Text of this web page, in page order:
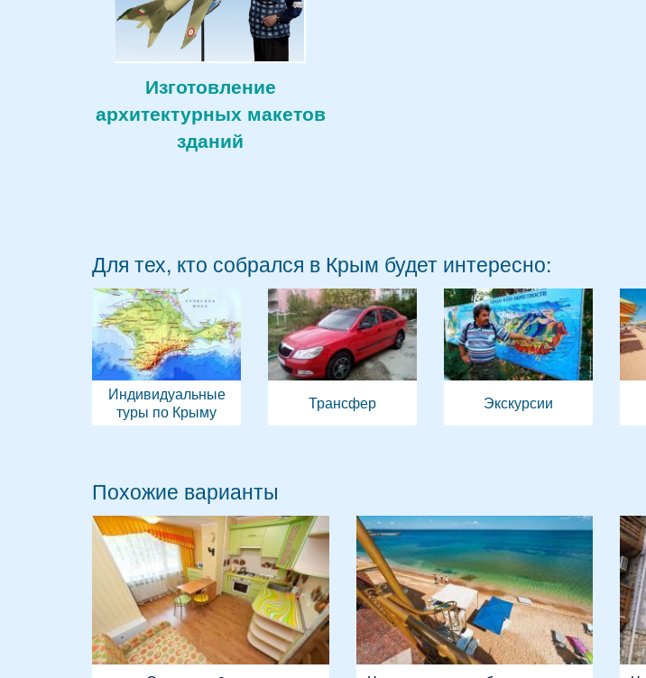
Изготовление
архитектурных макетов
зданий
Для тех, кто собрался в Крым будет интересно:
Индивидуальные
туры по Крыму
Трансфер Экскурсии
Похожие варианты